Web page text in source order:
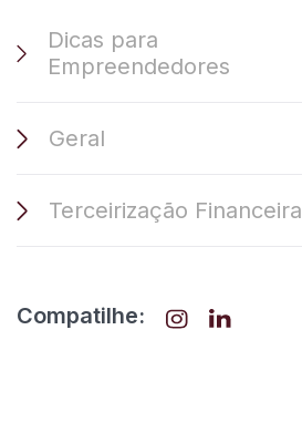
Dicas para
Empreendedores
Geral
Terceirização Financeira
Compatilhe: